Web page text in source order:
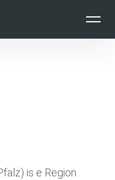
is e Region